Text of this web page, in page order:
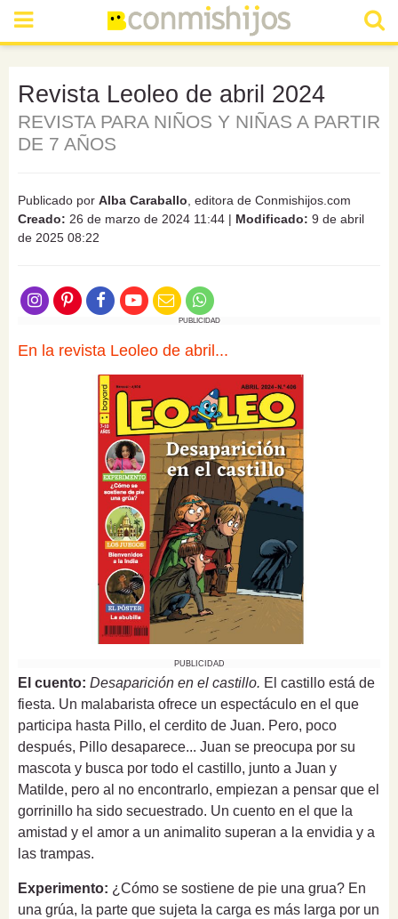
Revista Leoleo de abril 2024
REVISTA PARA NIÑOS Y NIÑAS A PARTIR
DE 7 AÑOS
Publicado por Alba Caraballo , editora de Conmishijos.com
Creado: 26 de marzo de 2024 11:44 | Modificado: 9 de abril
de 2025 08:22
PUBLICIDAD
En la revista Leoleo de abril...
PUBLICIDAD
El cuento: Desaparición en el castillo. El castillo está de
fiesta. Un malabarista ofrece un espectáculo en el que
participa hasta Pillo, el cerdito de Juan. Pero, poco
después, Pillo desaparece... Juan se preocupa por su
mascota y busca por todo el castillo, junto a Juan y
Matilde, pero al no encontrarlo, empiezan a pensar que el
gorrinillo ha sido secuestrado. Un cuento en el que la
amistad y el amor a un animalito superan a la envidia y a
las trampas.
Experimento: ¿Cómo se sostiene de pie una grua? En
una grúa, la parte que sujeta la carga es más larga por un